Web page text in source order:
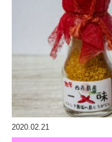
2020.02.21